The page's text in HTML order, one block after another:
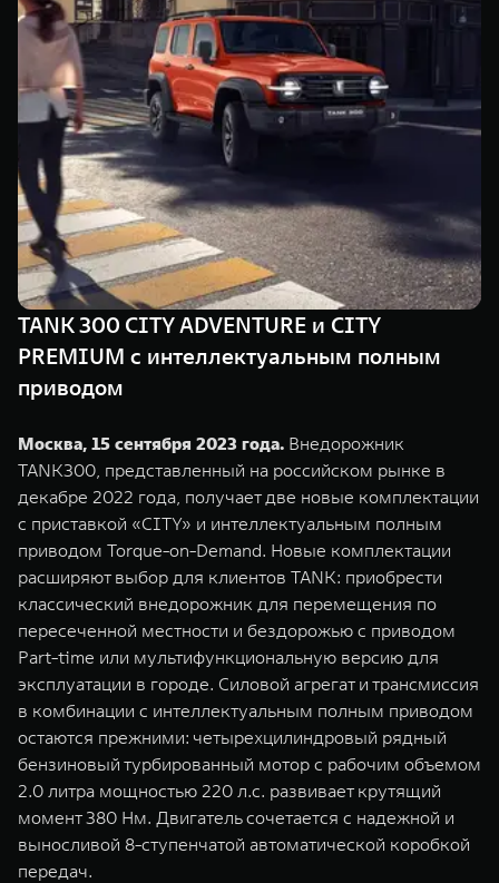
TANK 500
Веди за собой
от 6 499 000 ₽
TANK 700
Сила
от 10 199
WEY 07
Расширяя границы комфорта
от 6 149 000 ₽
WEY 05
Эстетика
от 5 699
WEY 80
Масштаб возможностей
от 6 449 000 ₽
WEY 80
Масштаб
от 8 099
TANK Финансы
Корпоративным клиентам
TANK ФИНАНСЫ
TANK Кредит
TANK Лизинг
TANK Страхование
Сервис
Специальные предложения
Моторные масла
ЦИФРОВЫЕ СЕРВИСЫ TANK
Цифровые сервисы TANK
Подписки
TANK 300 CITY ADVENTURE и CITY
PREMIUM c интеллектуальным полным
приводом
Москва, 15 сентября 2023 года. Внедорожник
TANK300, представленный на российском рынке в
декабре 2022 года, получает две новые комплектации
с приставкой «CITY» и интеллектуальным полным
приводом Torque-on-Demand. Новые комплектации
расширяют выбор для клиентов TANK: приобрести
классический внедорожник для перемещения по
пересеченной местности и бездорожью с приводом
Part-time или мультифункциональную версию для
эксплуатации в городе. Силовой агрегат и трансмиссия
в комбинации с интеллектуальным полным приводом
остаются прежними: четырехцилиндровый рядный
бензиновый турбированный мотор с рабочим объемом
2.0 литра мощностью 220 л.с. развивает крутящий
момент 380 Нм. Двигатель сочетается с надежной и
выносливой 8-ступенчатой автоматической коробкой
передач.